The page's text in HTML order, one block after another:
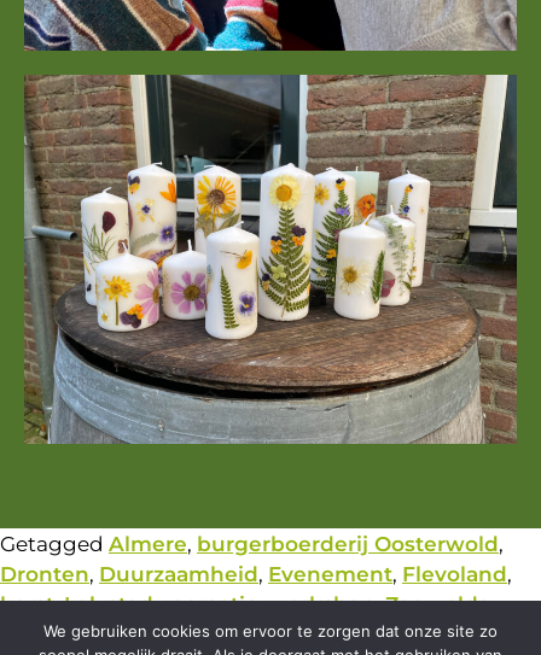
Getagged Almere, burgerboerderij Oosterwold,
Dronten, Duurzaamheid, Evenement, Flevoland,
kerst,Lelystad,recreatie,workshop,Zeewolde
We gebruiken cookies om ervoor te zorgen dat onze site zo